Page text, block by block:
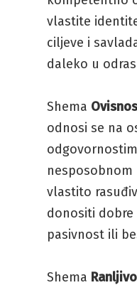
vlastite
ciljeve i
daleko u
Shema
odnosi se na
vlastito
donositi dobre
pasivnost ili
Shema